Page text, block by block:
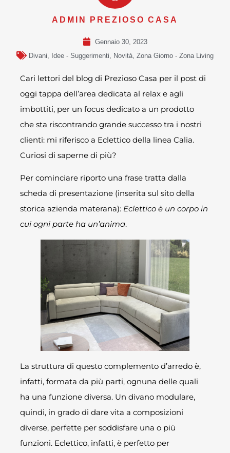
ADMIN PREZIOSO CASA
Gennaio 30, 2023
Divani
Idee - Suggerimenti Novità Zona Giorno - Zona Living
Cari lettori del blog di Prezioso Casa per il post di
oggi tappa dell’area dedicata al relax e agli
imbottiti, per un focus dedicato a un prodotto
che sta riscontrando grande successo tra i nostri
clienti: mi riferisco a Eclettico della linea Calia.
Curiosi di saperne di più?
Per cominciare riporto una frase tratta dalla
scheda di presentazione (inserita sul sito della
storica azienda materana): Eclettico è un corpo in
cui ogni parte ha un’anima.
La struttura di questo complemento d’arredo è,
infatti, formata da più parti, ognuna delle quali
ha una funzione diversa. Un divano modulare,
quindi, in grado di dare vita a composizioni
diverse, perfette per soddisfare una o più
funzioni. Eclettico, infatti, è perfetto per